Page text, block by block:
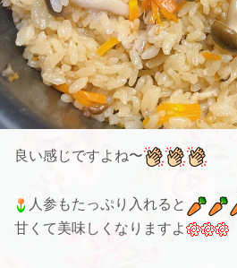
良い感じですよね〜
人参もたっぷり入れると
甘くて美味しくなりますよ